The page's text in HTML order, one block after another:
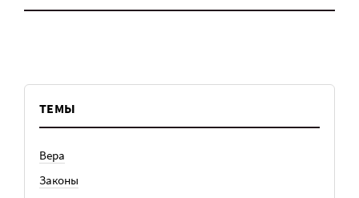
ТЕМЫ
Вера
Законы